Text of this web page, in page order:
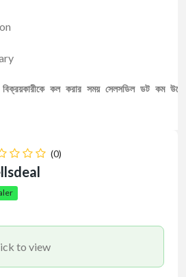
কল করার সময় সেলসডিল ডট কম
(0)
to view